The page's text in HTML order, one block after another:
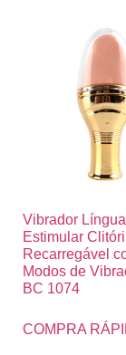
Vibrador
Estimular
Recarregável
Modos de
BC 1074
COMPRA